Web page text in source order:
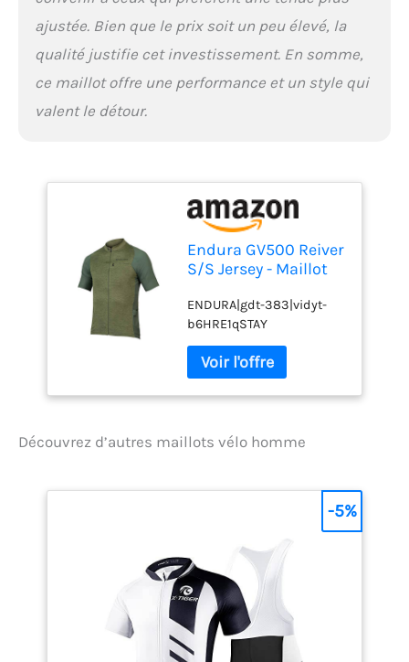
ajustée. Bien que le prix soit un peu élevé, la
qualité justifie cet investissement. En somme,
ce maillot offre une performance et un style qui
valent le détour.
Endura GV500 Reiver
S/S Jersey - Maillot
ENDURA|gdt-383|vidyt-
b6HRE1qSTAY
Découvrez d’autres maillots vélo homme
-5%